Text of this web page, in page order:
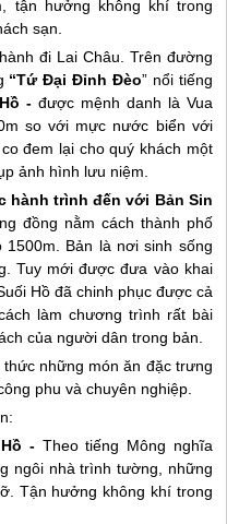
tận hưởng không khí trong
sạn.
đi Lai Châu. Trên đường
“Tứ Đại Đỉnh Đèo” nổi tiếng
Hồ -được mệnh danh là Vua
so với mực nước biển với
đem lại cho quý khách một
ảnh hình lưu niệm.
hành trình đến với Bản Sin
đồng nằm cách thành phố
Bản là nơi sinh sống
Tuy mới được đưa vào khai
Hồ đã chinh phục được cả
làm chương trình rất bài
của người dân trong bản.
những món ăn đặc trưng
phu và chuyên nghiệp.
- Theo tiếng Mông nghĩa
ngôi nhà trình tường, những
Tận hưởng không khí trong